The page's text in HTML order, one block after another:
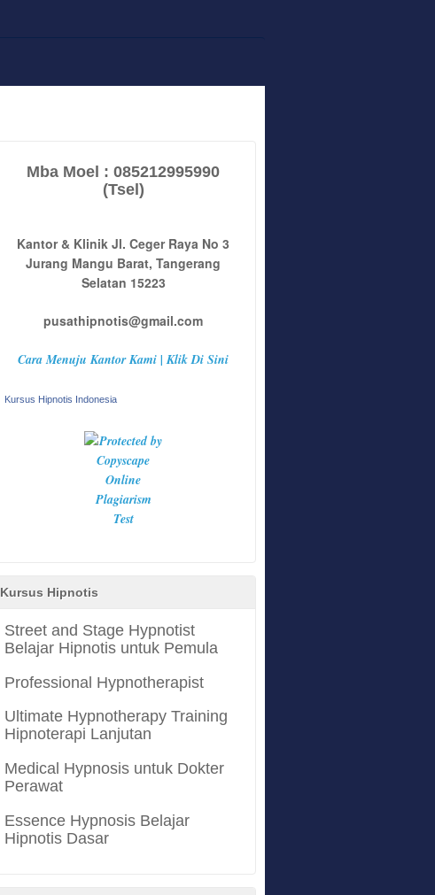
Mba Moel : 085212995990
(Tsel)
Kantor & Klinik Jl. Ceger Raya No 3
Jurang Mangu Barat, Tangerang
Selatan 15223
pusathipnotis@gmail.com
Cara Menuju Kantor Kami | Klik Di Sini
Kursus Hipnotis Indonesia
Kursus Hipnotis
Street and Stage Hypnotist
Belajar Hipnotis untuk Pemula
Professional Hypnotherapist
Ultimate Hypnotherapy Training
Hipnoterapi Lanjutan
Medical Hypnosis untuk Dokter
Perawat
Essence Hypnosis Belajar
Hipnotis Dasar